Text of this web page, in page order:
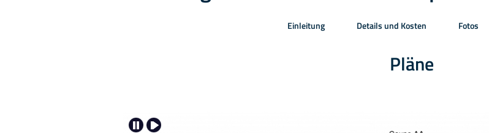
Einleitung Details und Kosten Fotos
Pläne